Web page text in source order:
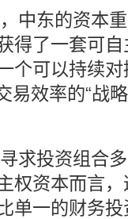
中东的资本
得了一套可
个可以持续
易效率的“战略
求投资组合
权资本而言
单一的财务